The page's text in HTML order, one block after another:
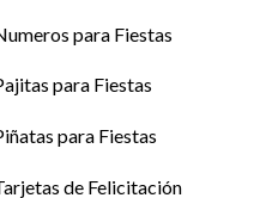
para Fiestas
para Fiestas
para Fiestas
de Felicitación